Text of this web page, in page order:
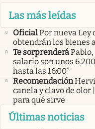
Las más leídas
OficialPor nueva Ley
obtendrán los bienes
Te sorprenderá
salario son unos
hasta las 16:00”
Recomendación
canela y clavo de
para qué sirve
Últimas noticias